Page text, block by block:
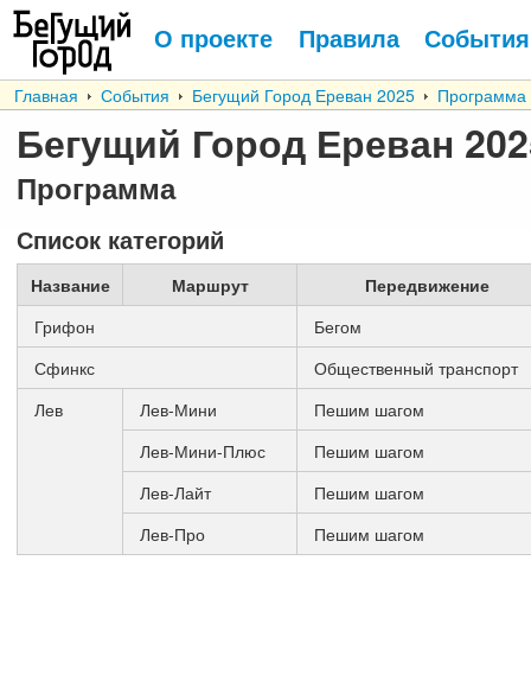
О проекте Правила События
Главная События Бегущий Город Ереван 2025 Программа
Бегущий Город Ереван
Программа
Список категорий
Название Маршрут
Передвижение
Грифон
Бегом
Сфинкс
Общественный транспорт
Лев
Лев-Мини
Пешим шагом
Лев-Мини-Плюс
Пешим шагом
Лев-Лайт
Пешим шагом
Лев-Про
Пешим шагом